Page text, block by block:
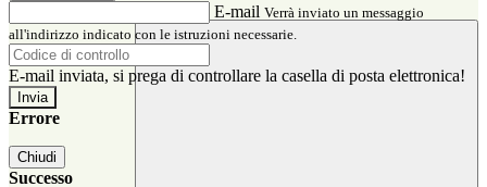
E-mail Verrà inviato un messaggio
all'indirizzo indicato con le istruzioni necessarie.
E-mail inviata, si prega di controllare la casella di posta elettronica!
Errore
Chiudi
Successo